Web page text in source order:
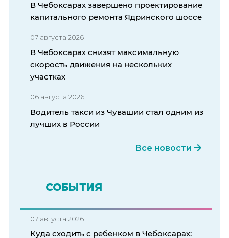
В Чебоксарах завершено проектирование
капитального ремонта Ядринского шоссе
07 августа 2026
В Чебоксарах снизят максимальную
скорость движения на нескольких
участках
06 августа 2026
Водитель такси из Чувашии стал одним из
лучших в России
Все новости
СОБЫТИЯ
07 августа 2026
Куда сходить с ребенком в Чебоксарах: